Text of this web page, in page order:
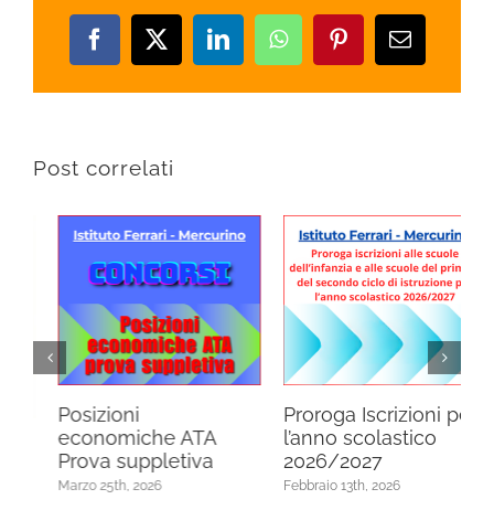
Facebook
X LinkedInWhatsAppPinterestEmail
Post correlati
Proroga Iscrizioni per
l’anno scolastico
2026/2027
Febbraio 13th, 2026
Ufficio Stampa
Gennaio 16th, 2026